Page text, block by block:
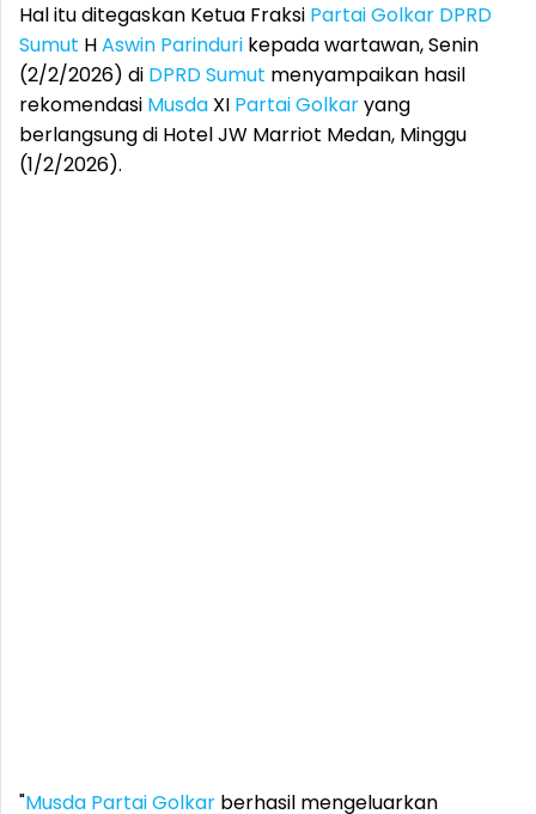
Hal itu ditegaskan Ketua Fraksi Partai Golkar DPRD
Sumut HAswin Parinduri kepada wartawan, Senin
(2/2/2026) di DPRDSumut menyampaikan hasil
rekomendasi Musda XI Partai Golkaryang
berlangsung di Hotel JW Marriot Medan, Minggu
(1/2/2026).
"Musda Partai Golkar berhasil mengeluarkan